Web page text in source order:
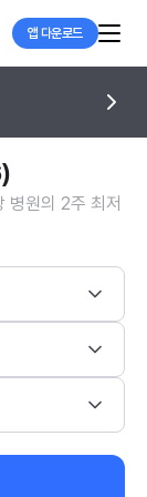
앱 다운로드
병원의 2주 최저